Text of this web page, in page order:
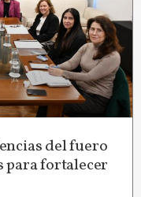
del fuero
para fortalecer